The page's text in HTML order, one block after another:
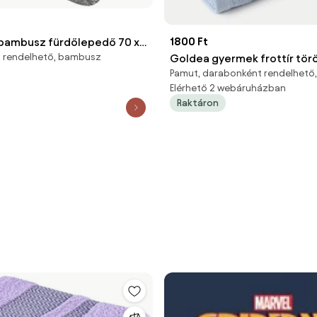
fürdőlepedő 70 x
rendelhető, bambusz
1800 Ft
Goldea gyermek frottír
autócska 30 x 50 cm
Pamut, darabonként
Elérhető 2 webáruházban
Raktáron